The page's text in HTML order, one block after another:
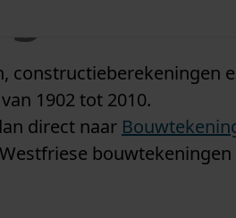
constructieberekeningen
1902 tot 2010.
direct naar
bouwtekeningen